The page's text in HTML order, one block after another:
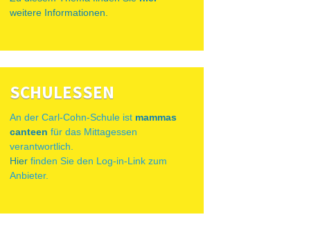
weitere Informationen.
SCHULESSEN
An der Carl-Cohn-Schule ist mammas
canteen für das Mittagessen
verantwortlich.
Hier finden Sie den Log-in-Link zum
Anbieter.